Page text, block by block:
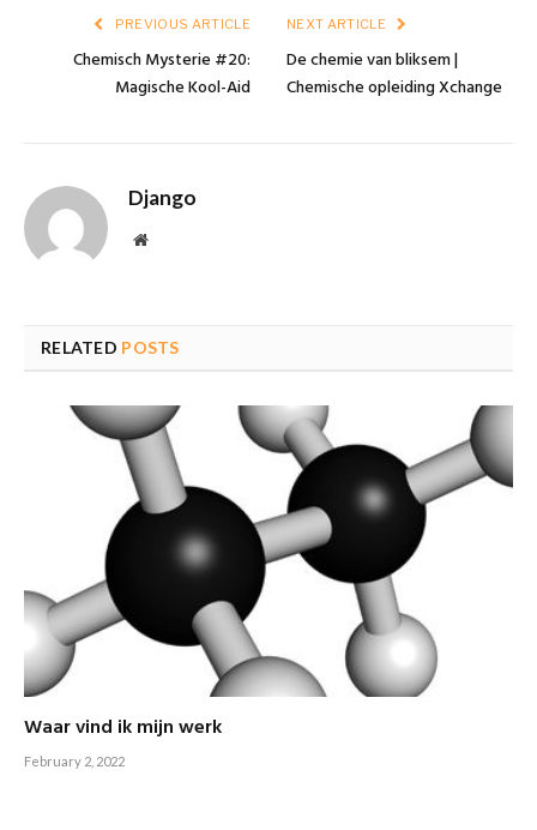
PREVIOUS ARTICLE
Chemisch Mysterie #20:
Magische Kool-Aid
NEXT ARTICLE
De chemie van bliksem |
Chemische opleiding Xchange
Django
Website
RELATED POSTS
Waar vind ik mijn werk
February 2, 2022